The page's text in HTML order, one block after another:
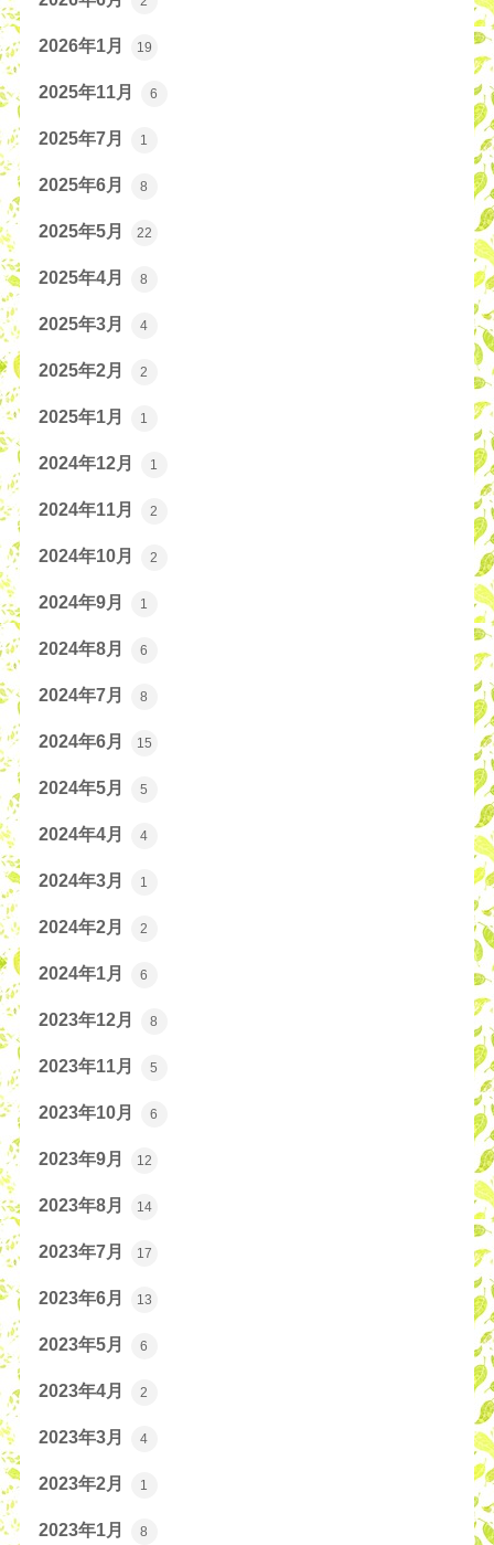
2026年1月 19
2025年11月 6
2025年7月 1
2025年6月 8
2025年5月 22
2025年4月 8
2025年3月 4
2025年2月 2
2025年1月 1
2024年12月 1
2024年11月 2
2024年10月 2
2024年9月 1
2024年8月 6
2024年7月 8
2024年6月 15
2024年5月 5
2024年4月 4
2024年3月 1
2024年2月 2
2024年1月 6
2023年12月 8
2023年11月 5
2023年10月 6
2023年9月 12
2023年8月 14
2023年7月 17
2023年6月 13
2023年5月 6
2023年4月 2
2023年3月 4
2023年2月 1
2023年1月 8